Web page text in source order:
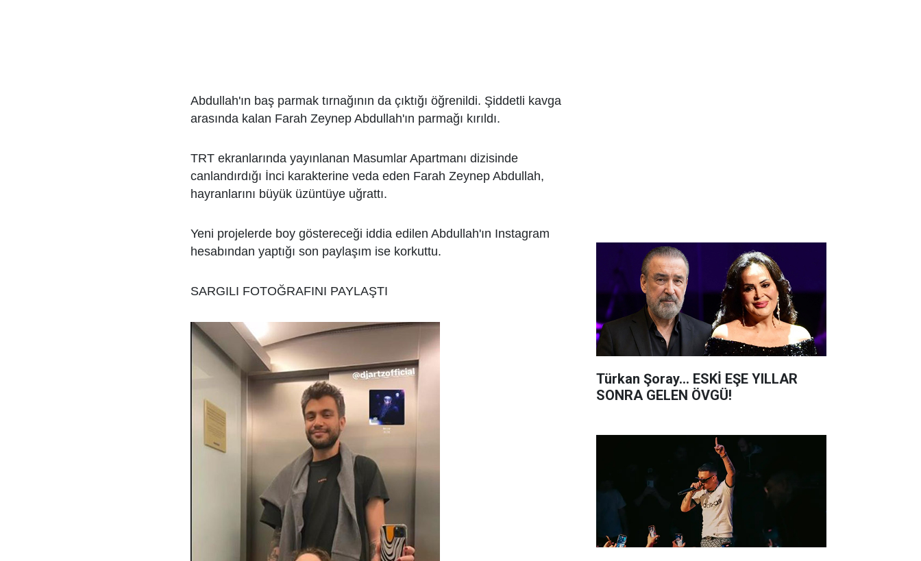
Abdullah'ın baş parmak tırnağının da çıktığı öğrenildi. Şiddetli kavga
arasında kalan Farah Zeynep Abdullah'ın parmağı kırıldı.
TRT ekranlarında yayınlanan Masumlar Apartmanı dizisinde
canlandırdığı İnci karakterine veda eden Farah Zeynep Abdullah,
hayranlarını büyük üzüntüye uğrattı.
Yeni projelerde boy göstereceği iddia edilen Abdullah'ın Instagram
hesabından yaptığı son paylaşım ise korkuttu.
SARGILI FOTOĞRAFINI PAYLAŞTI
Türkan Şoray... ESKİ EŞE YILLAR
SONRA GELEN ÖVGÜ!